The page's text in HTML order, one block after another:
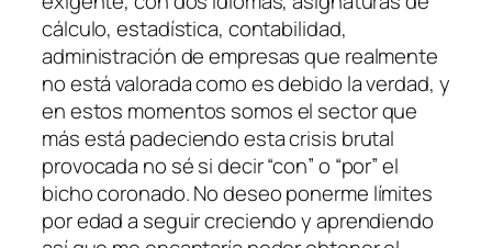
cálculo, estadística, contabilidad,
administración de empresas que realmente
no está valorada como es debido la verdad, y
en estos momentos somos el sector que
más está padeciendo esta crisis brutal
provocada no sé si decir “con” o “por” el
bicho coronado. No deseo ponerme límites
por edad a seguir creciendo y aprendiendo